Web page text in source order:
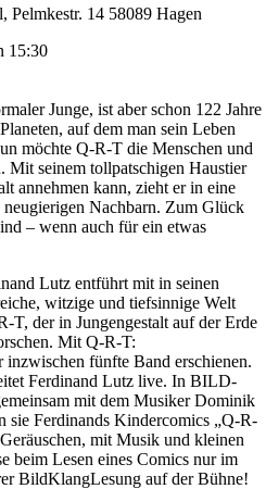
Pelmkestr. 14 58089 Hagen
15:30
Junge, ist aber schon 122 Jahre
auf dem man sein Leben
möchte Q-R-T die Menschen und
Mit seinem tollpatschigen Haustier
annehmen kann, zieht er in eine
Nachbarn. Zum Glück
– wenn auch für ein etwas
Lutz entführt mit in seinen
witzige und tiefsinnige Welt
T, der in Jungengestalt auf der Erde
Mit Q-R-T:
fünfte Band erschienen.
Ferdinand Lutz live. In BILD-
mit dem Musiker Dominik
sie Ferdinands Kindercomics „Q-R-
mit Musik und kleinen
beim Lesen eines Comics nur im
BildKlangLesung auf der Bühne!